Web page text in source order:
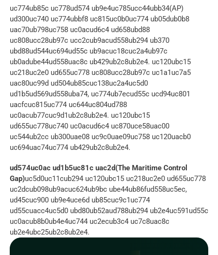
uc774ub85c uc778ud574 ub9e4uc785ucc44ubb34(AP)
ud300uc740 uc774ubbf8 uc815uc0b0uc774 ub05dub0b8
uac70ub798uc758 uc0acud6c4 ud658ubd88
uc808ucc28ub97c ucc2cub9acud558ub294 ub370
ubd88ud544uc694ud55c ub9acuc18cuc2a4ub97c
ub0adube44ud558uac8c ub429ub2c8ub2e4. uc120ubc15
uc218uc2e0 ud655uc778 uc808ucc28ub97c uc1a1uc7a5
uac80uc99d ud504ub85cuc138uc2a4uc5d0
ud1b5ud569ud558uba74, uc774ub7ecud55c ucd94uc801
uacfcuc815uc774 uc644uc804ud788
uc0acub77cuc9d1ub2c8ub2e4. uc120ubc15
ud655uc778uc740 uc0acud6c4 uc870uce58uac00
uc544ub2cc ub300uae08 uc9c0uae09uc758 uc120uacb0
uc694uac74uc774 ub429ub2c8ub2e4.
ud574uc0ac ud1b5uc81c uac2d(The Maritime Control
Gap)uc5d0uc11cub294 uc120ubc15 uc218uc2e0 ud655uc778
uc2dcub098ub9acuc624ub9bc ube44ub86fud558uc5ec,
ud45cuc900 ub9e4uce6d ub85cuc9c1uc774
ud55cuacc4uc5d0 ubd80ub52aud788ub294 ub2e4uc591ud55c
uc0acub8b0ub4e4uc744 uc2ecub3c4 uc7c8uac8c
ub2e4ubc25ub2c8ub2e4.